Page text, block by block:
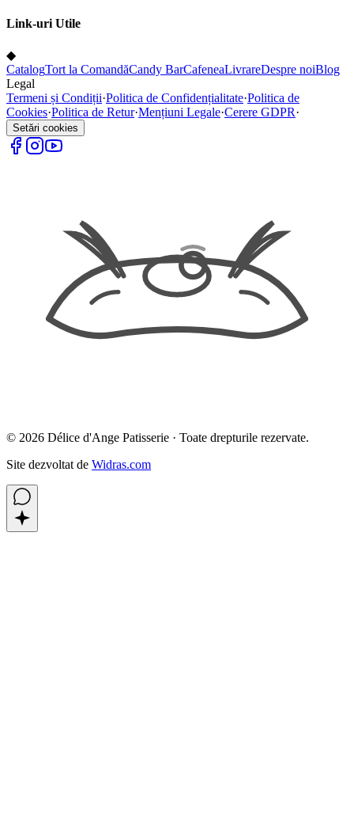
Link-uri Utile
◆
CatalogTort la ComandăCandy BarCafeneaLivrareDespre noiBlog
Legal
Termeni și Condiții·Politica de Confidențialitate·Politica de
Cookies·Politica de Retur·Mențiuni Legale·Cerere GDPR·
Setări cookies
© 2026 Délice d'Ange Patisserie · Toate drepturile rezervate.
Site dezvoltat de Widras.com